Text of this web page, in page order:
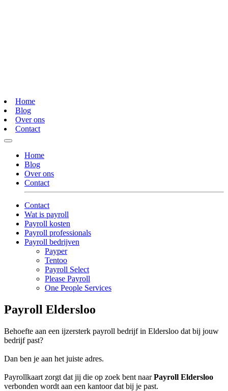
Home
Blog
Over ons
Contact
Home
Blog
Over ons
Contact
Contact
Wat is payroll
Payroll kosten
Payroll professionals
Payroll bedrijven
Payper
Tentoo
Payroll Select
Please Payroll
One People Services
Payroll Eldersloo
Behoefte aan een ijzersterk payroll bedrijf in Eldersloo dat bij jouw
bedrijf past?
Dan ben je aan het juiste adres.
Payrollkaart zorgt dat jij die op zoek bent naarPayroll Eldersloo
verbonden wordt aan een kantoor dat bij je past.